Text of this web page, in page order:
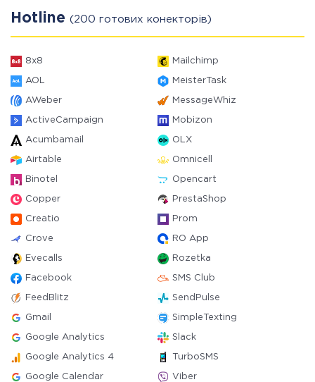
Hotline (200 готових конекторів)
8x8 Mailchimp
AOL MeisterTask
AWeber MessageWhiz
ActiveCampaign Mobizon
Acumbamail OLX
Airtable Omnicell
Binotel Opencart
Copper PrestaShop
Creatio Prom
Crove RO App
Evecalls Rozetka
Facebook SMS Club
FeedBlitz SendPulse
Gmail SimpleTexting
Google Analytics Slack
Google Analytics 4 TurboSMS
Google Calendar Viber